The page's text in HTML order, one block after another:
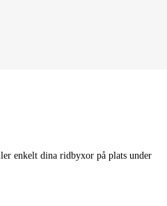
enkelt dina ridbyxor på plats under